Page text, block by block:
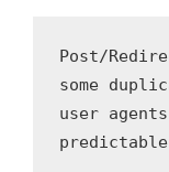
Post/
some
user